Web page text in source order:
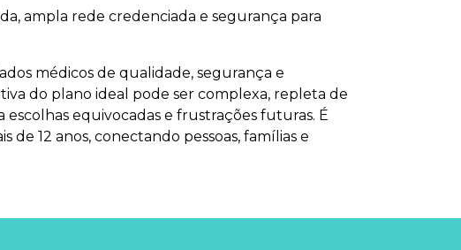
ampla rede credenciada e segurança para
médicos de qualidade, segurança e
do plano ideal pode ser complexa, repleta de
equivocadas e frustrações futuras. É
de 12 anos, conectando pessoas, famílias e